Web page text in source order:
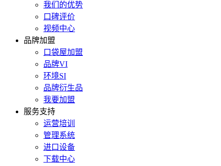
我们的优势
口碑评价
视频中心
品牌加盟
口袋屋加盟
品牌VI
环境SI
品牌衍生品
我要加盟
服务支持
运营培训
管理系统
进口设备
下载中心